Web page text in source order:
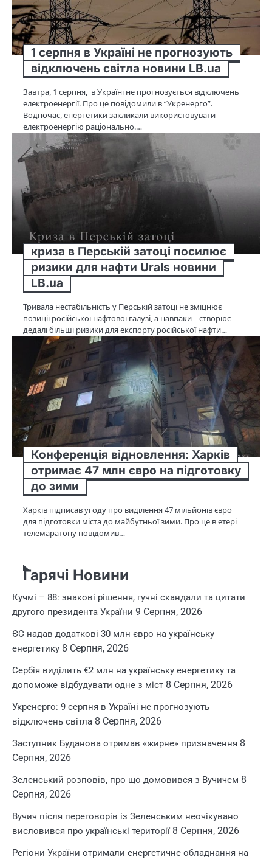
1 серпня в Україні не прогнозують
відключень світла новини LB.ua
Завтра, 1 серпня, в Україні не прогнозується відключень
електроенергії. Про це повідомили в “Укренерго”.
Водночас, енергетики закликали використовувати
електроенергію раціонально.…
криза в Перській затоці посилює
ризики для нафти Urals новини
LB.ua
Тривала нестабільність у Перській затоці не зміцнює
позиції російської нафтової галузі, а навпаки – створює
дедалі більші ризики для експорту російської нафти…
Конференція відновлення: Харків
отримає 47 млн євро на підготовку
до зими
Харків підписав угоду про виділення 47 мільйонів євро
для підготовки міста до майбутньої зими. Про це в етері
телемаратону повідомив…
Гарячі Новини
Кучмі – 88: знакові рішення, гучні скандали та цитати
другого президента України 9 Серпня, 2026
ЄС надав додаткові 30 млн євро на українську
енергетику 8 Серпня, 2026
Сербія виділить €2 млн на українську енергетику та
допоможе відбудувати одне з міст 8 Серпня, 2026
Укренерго: 9 серпня в Україні не прогнозують
відключень світла 8 Серпня, 2026
Заступник Буданова отримав «жирне» призначення 8
Серпня, 2026
Зеленський розповів, про що домовився з Вучичем 8
Серпня, 2026
Вучич після переговорів із Зеленським неочікувано
висловився про українські території 8 Серпня, 2026
Регіони України отримали енергетичне обладнання на